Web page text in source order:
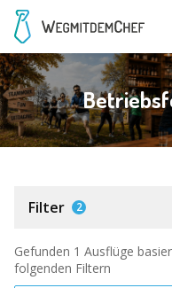
Filter 2
Gefunden 1 Ausflüge
folgenden Filtern